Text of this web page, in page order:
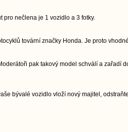
pro nečlena je 1 vozidlo a 3 fotky.
tovární značky Honda. Je proto
pak takový model schválí a zařadí
bývalé vozidlo vloží nový majitel,